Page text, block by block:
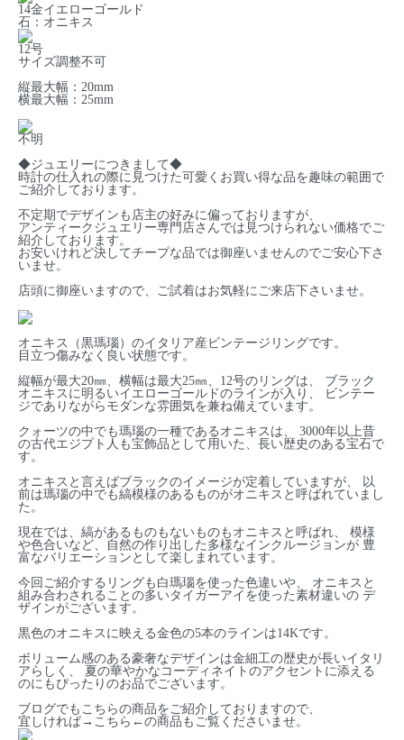
14金イエローゴールド
石：オニキス
12号
サイズ調整不可
縦最大幅：20mm
横最大幅：25mm
不明
◆ジュエリーにつきまして◆
時計の仕入れの際に見つけた可愛くお買い得な品を趣味の範囲で
ご紹介しております。
不定期でデザインも店主の好みに偏っておりますが、
アンティークジュエリー専門店さんでは見つけられない価格でご
紹介しております。
お安いけれど決してチープな品では御座いませんのでご安心下さ
いませ。
店頭に御座いますので、ご試着はお気軽にご来店下さいませ。
オニキス（黒瑪瑙）のイタリア産ビンテージリングです。
目立つ傷みなく良い状態です。
縦幅が最大20㎜、横幅は最大25㎜、12号のリングは、 ブラック
オニキスに明るいイエローゴールドのラインが入り、 ビンテー
ジでありながらモダンな雰囲気を兼ね備えています。
クォーツの中でも瑪瑙の一種であるオニキスは、 3000年以上昔
の古代エジプト人も宝飾品として用いた、長い歴史のある宝石で
す。
オニキスと言えばブラックのイメージが定着していますが、 以
前は瑪瑙の中でも縞模様のあるものがオニキスと呼ばれていまし
た。
現在では、縞があるものもないものもオニキスと呼ばれ、 模様
や色合いなど、自然の作り出した多様なインクルージョンが 豊
富なバリエーションとして楽しまれています。
今回ご紹介するリングも白瑪瑙を使った色違いや、 オニキスと
組み合わされることの多いタイガーアイを使った素材違いの デ
ザインがございます。
黒色のオニキスに映える金色の5本のラインは14Kです。
ボリューム感のある豪奢なデザインは金細工の歴史が長いイタリ
アらしく、 夏の華やかなコーディネイトのアクセントに添える
のにもぴったりのお品でございます。
ブログでもこちらの商品をご紹介しておりますので、
宜しければ→ こちら ←の商品もご覧くださいませ。